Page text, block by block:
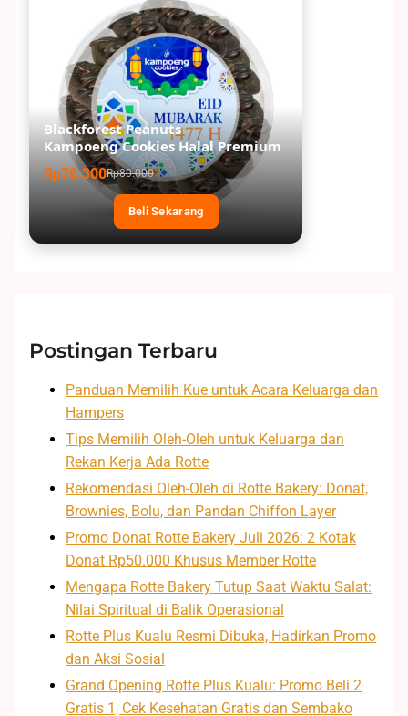
Blackforest Peanuts
Kampoeng Cookies Halal Premium
Rp78.300Rp80.000
Beli Sekarang
Postingan Terbaru
Panduan Memilih Kue untuk Acara Keluarga dan
Hampers
Tips Memilih Oleh-Oleh untuk Keluarga dan
Rekan Kerja Ada Rotte
Rekomendasi Oleh-Oleh di Rotte Bakery: Donat,
Brownies, Bolu, dan Pandan Chiffon Layer
Promo Donat Rotte Bakery Juli 2026: 2 Kotak
Donat Rp50.000 Khusus Member Rotte
Mengapa Rotte Bakery Tutup Saat Waktu Salat:
Nilai Spiritual di Balik Operasional
Rotte Plus Kualu Resmi Dibuka, Hadirkan Promo
dan Aksi Sosial
Grand Opening Rotte Plus Kualu: Promo Beli 2
Gratis 1, Cek Kesehatan Gratis dan Sembako